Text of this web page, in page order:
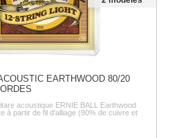
EARTHWOOD 80/20
acoustique ERNIE BALL Earthwood
à partir de fil d'alliage (80% de cuivre et